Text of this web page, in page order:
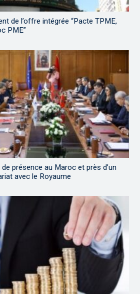
de l’offre intégrée “Pacte TPME,
PME”
présence au Maroc et près d’un
avec le Royaume